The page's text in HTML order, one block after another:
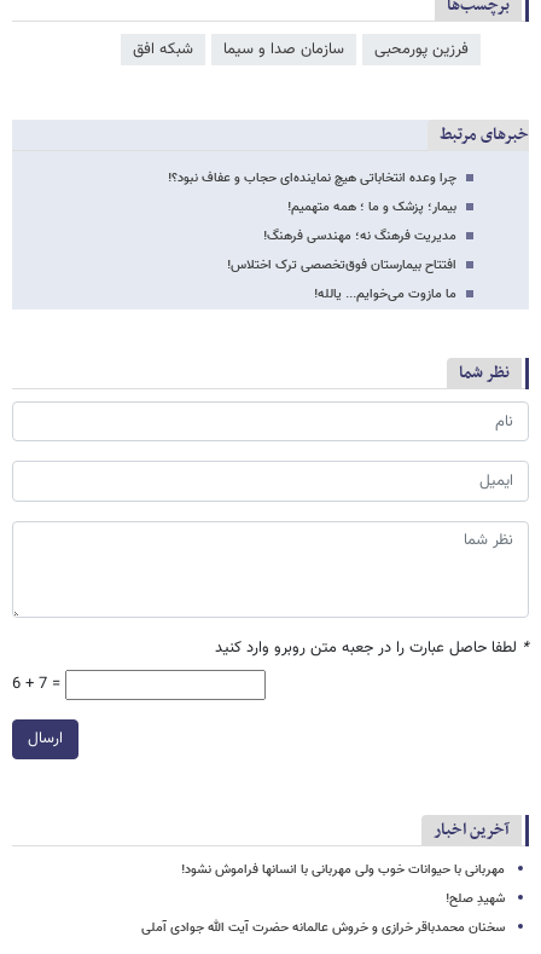
برچسب‌ها
فرزین پورمحبی سازمان صدا و سیما شبکه افق
خبرهای مرتبط
چرا وعده انتخاباتی هیچ نماینده‌ای حجاب و عفاف نبود؟!
بیمار؛ پزشک و ما ؛ همه متهمیم!
مدیریت فرهنگ نه؛ مهندسی فرهنگ!
افتتاح بیمارستان فوق‌تخصصی ترک اختلاس!
ما مازوت می‌خوایم... یالله!
نظر شما
* لطفا حاصل عبارت را در جعبه متن روبرو وارد کنید
6 + 7 =
ارسال
آخرین اخبار
مهربانی با حیوانات خوب ولی مهربانی با انسانها فراموش نشود!
شهیدِ صلح!
سخنان محمدباقر خرازی و خروش عالمانه حضرت آیت الله جوادی آملی